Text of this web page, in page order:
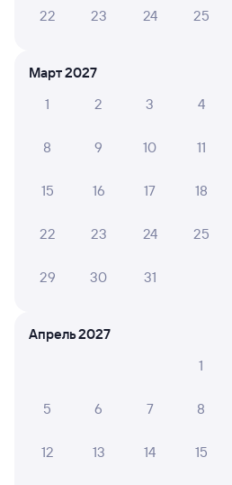
А ещё здесь можно найти
22 23 24 25
Март 2027
1
2 3 4
8 9 10 11
15 16 17 18
22 23 24 25
29 30 31
Апрель 2027
1
5 6 7 8
12 13 14 15